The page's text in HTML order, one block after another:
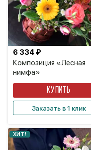
Композиция «Лесная
нимфа»
6 334 ₽
КУПИТЬ
Заказать в 1 клик
ХИТ!